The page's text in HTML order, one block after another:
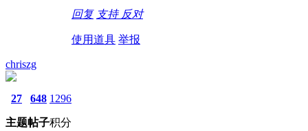
回复 支持 反对
使用道具 举报
chriszg
27
主题
648
帖子
1296
积分